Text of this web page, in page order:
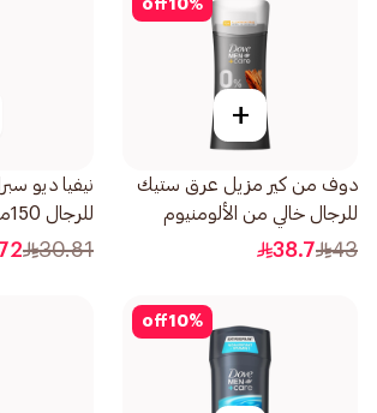
10%
off
+
دوف من كير مزيل عرق ستيك
للرجال خالي من الألومنيوم
بخشب الصندل 74جرام
43
38.7
نيفيا ديو
للرجال 150مل
30.81
10%
off